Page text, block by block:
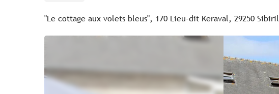
"Le cottage aux volets bleus", 170 Lieu-dit Keraval, 29250 Sibiril